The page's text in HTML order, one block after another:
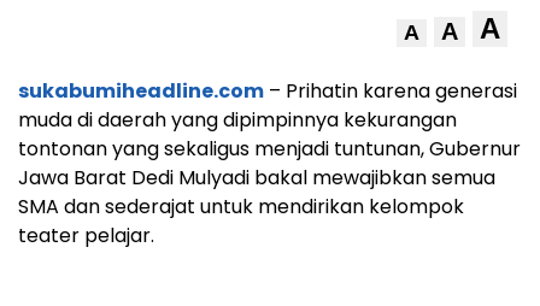
A A A
sukabumiheadline.com – Prihatin karena generasi
muda di daerah yang dipimpinnya kekurangan
tontonan yang sekaligus menjadi tuntunan, Gubernur
Jawa Barat Dedi Mulyadi bakal mewajibkan semua
SMA dan sederajat untuk mendirikan kelompok
teater pelajar.